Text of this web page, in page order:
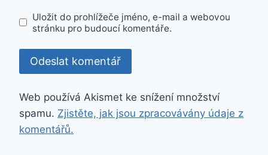
Uložit do prohlížeče jméno, e-mail a webovou
stránku pro budoucí komentáře.
Web používá Akismet ke snížení množství
spamu. Zjistěte, jak jsou zpracovávány údaje z
komentářů.